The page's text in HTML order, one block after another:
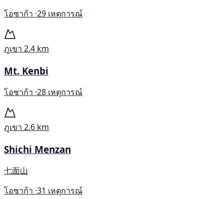
โอซาก้า ·29 เหตุการณ์
ภูเขา 2.4 km
Mt. Kenbi
โอซาก้า ·28 เหตุการณ์
ภูเขา 2.6 km
Shichi Menzan
七面山
โอซาก้า ·31 เหตุการณ์